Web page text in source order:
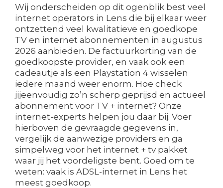
Wij onderscheiden op dit ogenblik best veel
internet operators in Lens die bij elkaar weer
ontzettend veel kwalitatieve en goedkope
TV en internet abonnementen in augustus
2026 aanbieden. De factuurkorting van de
goedkoopste provider, en vaak ook een
cadeautje als een Playstation 4 wisselen
iedere maand weer enorm. Hoe check
jijeenvoudig zo’n scherp geprijsd en actueel
abonnement voor TV + internet? Onze
internet-experts helpen jou daar bij. Voer
hierboven de gevraagde gegevens in,
vergelijk de aanwezige providers en ga
simpelweg voor het internet + tv pakket
waar jij het voordeligste bent. Goed om te
weten: vaak is ADSL-internet in Lens het
meest goedkoop.